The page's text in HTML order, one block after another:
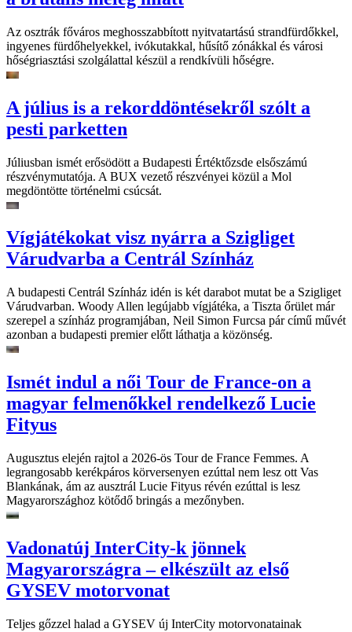
Az osztrák főváros meghosszabbított nyitvatartású strandfürdőkkel,
ingyenes fürdőhelyekkel, ivókutakkal, hűsítő zónákkal és városi
hőségriasztási szolgálattal készül a rendkívüli hőségre.
A július is a rekorddöntésekről szólt a
pesti parketten
Júliusban ismét erősödött a Budapesti Értéktőzsde elsőszámú
részvénymutatója. A BUX vezető részvényei közül a Mol
megdöntötte történelmi csúcsát.
Vígjátékokat visz nyárra a Szigliget
Várudvarba a Centrál Színház
A budapesti Centrál Színház idén is két darabot mutat be a Szigliget
Várudvarban. Woody Allen legújabb vígjátéka, a Tiszta őrület már
szerepel a színház programjában, Neil Simon Furcsa pár című művét
azonban a budapesti premier előtt láthatja a közönség.
Ismét indul a női Tour de France-on a
magyar felmenőkkel rendelkező Lucie
Fityus
Augusztus elején rajtol a 2026-ös Tour de France Femmes. A
legrangosabb kerékpáros körversenyen ezúttal nem lesz ott Vas
Blankának, ám az ausztrál Lucie Fityus révén ezúttal is lesz
Magyarországhoz kötődő bringás a mezőnyben.
Vadonatúj InterCity-k jönnek
Magyarországra – elkészült az első
GYSEV motorvonat
Teljes gőzzel halad a GYSEV új InterCity motorvonatainak